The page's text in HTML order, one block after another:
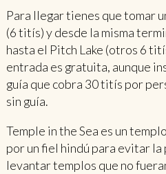
Para llegar tienes que tomar
(6 titís) y desde la misma
hasta el Pitch Lake (otros 6
entrada es gratuita, aunque
guía que cobra 30 titís por
sin guía.
Temple in the Sea es un
por un fiel hindú para evitar
levantar templos que no